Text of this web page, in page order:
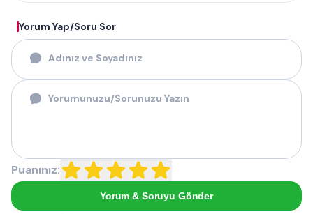
Yorum Yap/Soru Sor
Puanınız:
Yorum & Soruyu Gönder